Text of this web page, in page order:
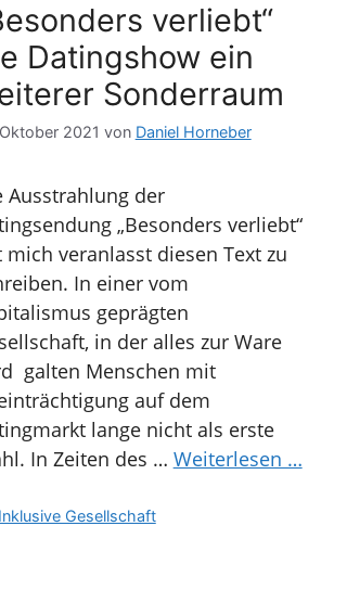
verliebt“
Datingshow ein
Sonderraum
2021 von Daniel Horneber
Ausstrahlung der
„Besonders verliebt“
mich veranlasst diesen Text zu
In einer vom
geprägten
in der alles zur Ware
galten Menschen mit
auf dem
lange nicht als erste
In Zeiten des … Weiterlesen …
Kategorien
Inklusive Gesellschaft